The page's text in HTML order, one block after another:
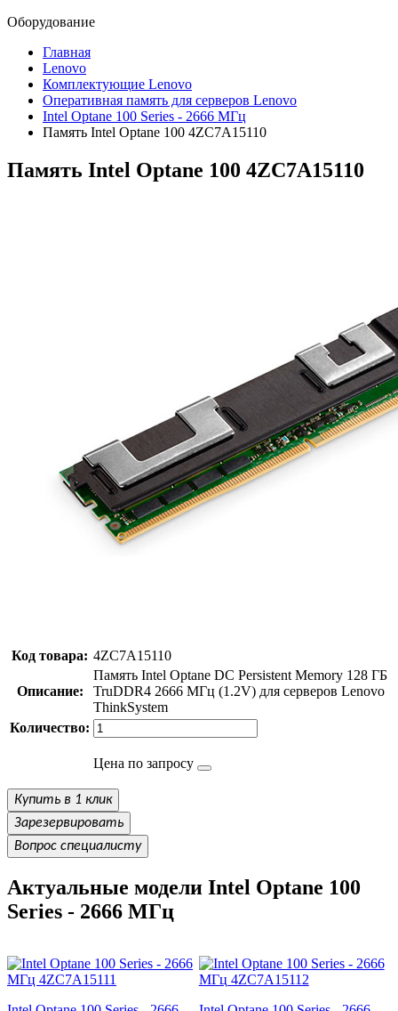
Оборудование
Главная
Lenovo
Комплектующие Lenovo
Оперативная память для серверов Lenovo
Intel Optane 100 Series - 2666 МГц
Память Intel Optane 100 4ZC7A15110
Память Intel Optane 100 4ZC7A15110
Код товара: 4ZC7A15110
Описание:
Память Intel Optane DC Persistent Memory 128 ГБ
TruDDR4 2666 МГц (1.2V) для серверов Lenovo
ThinkSystem
Количество:
Цена по запросу
Купить в 1 клик
Зарезервировать
Вопрос специалисту
Актуальные модели Intel Optane 100
Series - 2666 МГц